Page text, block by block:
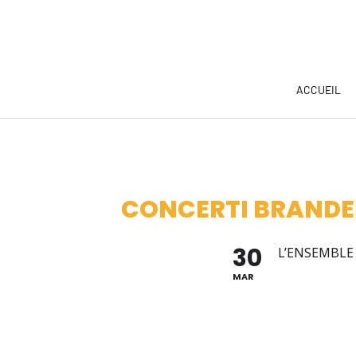
ACCUEIL
CONCERTI
30
MAR